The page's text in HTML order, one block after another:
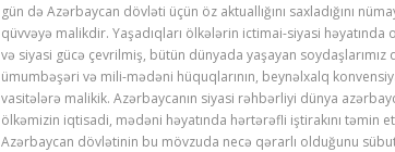
gün də Azərbaycan dövləti üçün öz aktuallığını saxladığını
qüvvəyə malikdir. Yaşadıqları ölkələrin ictimai-siyasi
və siyasi gücə çevrilmiş, bütün dünyada yaşayan soydaşlarımız
ümumbəşəri və mili-mədəni hüquqlarının, beynəlxalq
vasitələrə malikik. Azərbaycanın siyasi rəhbərliyi dünya
ölkəmizin iqtisadi, mədəni həyatında hərtərəfli iştirakını
Azərbaycan dövlətinin bu mövzuda necə qərarlı olduğunu